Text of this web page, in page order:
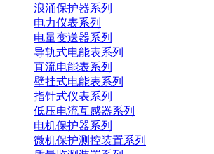
浪涌保护器系列
电力仪表系列
电量变送器系列
导轨式电能表系列
直流电能表系列
壁挂式电能表系列
指针式仪表系列
低压电流互感器系列
电机保护器系列
微机保护测控装置系列